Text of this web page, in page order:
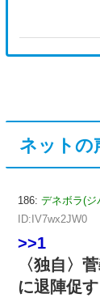
ネットの
186: デネボラ(ジ
ID:IV7wx2JW0
>>1
〈独自〉
に退陣促